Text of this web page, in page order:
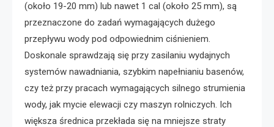
(około 19-20 mm) lub nawet 1 cal (około 25 mm), są
przeznaczone do zadań wymagających dużego
przepływu wody pod odpowiednim ciśnieniem.
Doskonale sprawdzają się przy zasilaniu wydajnych
systemów nawadniania, szybkim napełnianiu basenów,
czy też przy pracach wymagających silnego strumienia
wody, jak mycie elewacji czy maszyn rolniczych. Ich
większa średnica przekłada się na mniejsze straty